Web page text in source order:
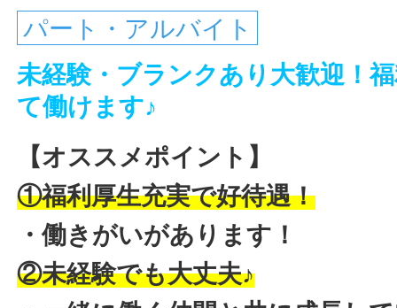
パート・アルバイト
未経験・ブランクあり大歓迎！
て働けます♪
【オススメポイント】
①福利厚生充実で好待遇！
・働きがいがあります！
②未経験でも大丈夫♪